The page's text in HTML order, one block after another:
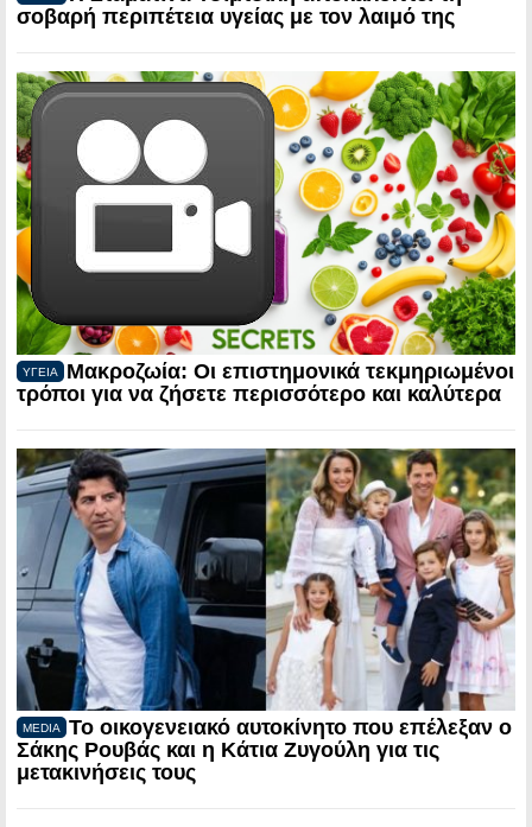
σοβαρή περιπέτεια υγείας με τον λαιμό της
ΥΓΕΙΑ
Μακροζωία: Οι επιστημονικά τεκμηριωμένοι
τρόποι για να ζήσετε περισσότερο και καλύτερα
MEDIA
Το οικογενειακό αυτοκίνητο που επέλεξαν ο
Σάκης Ρουβάς και η Κάτια Ζυγούλη για τις
μετακινήσεις τους